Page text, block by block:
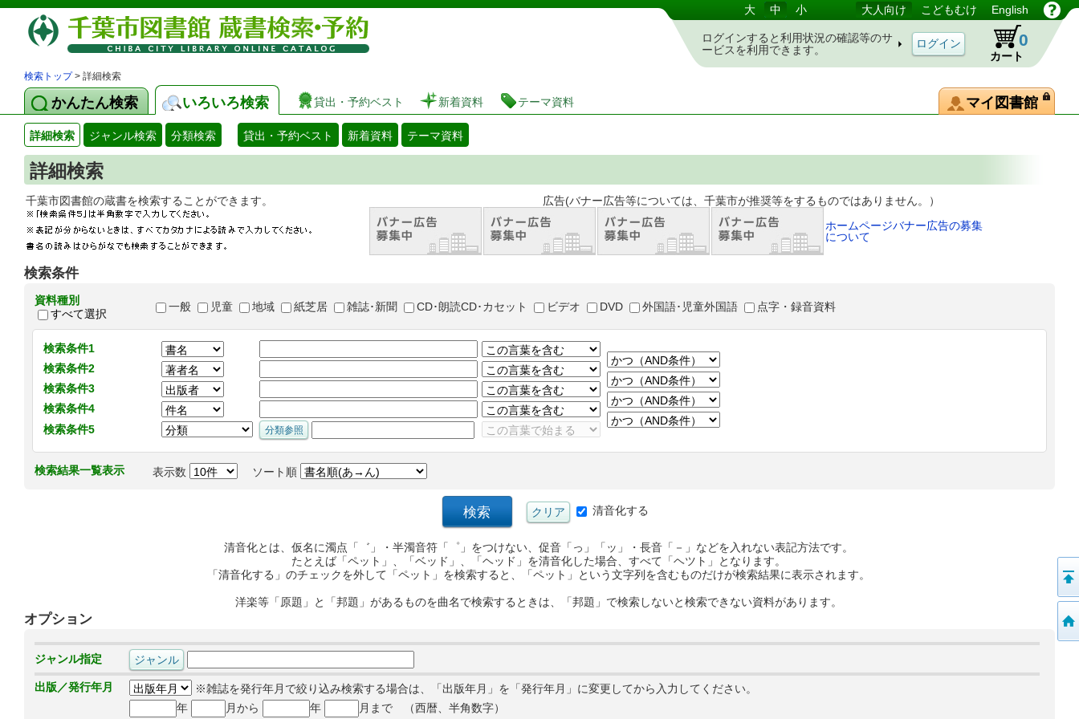
図書館 蔵書検索・予約システム 大 中 小 大人向け こどもむけ English
ログインすると利用状況の確認等のサ
ービスを利用できます。
カート
0
検索トップ> 詳細検索
かんたん検索 いろいろ検索 貸出・予約ベスト 新着資料 テーマ資料 マイ図書館
詳細検索 ジャンル検索 分類検索 貸出・予約ベスト 新着資料 テーマ資料
詳細検索
千葉市図書館の蔵書を検索することができます。 広告(バナー広告等については、千葉市が推奨等をするものではありません。）
ホームページバナー広告の募集
について
検索条件
資料種別
すべて選択
一般 児童 地域 紙芝居 雑誌･新聞 CD･朗読CD･カセット ビデオ DVD 外国語･児童外国語 点字・録音資料
検索条件1
検索条件2
検索条件3
検索条件4
検索条件5
検索結果一覧表示 表示数 ソート順
清音化する
清音化とは、仮名に濁点「゛」・半濁音符「゜」をつけない、促音「っ」「ッ」・長音「－」などを入れない表記方法です。
たとえば「ペット」、「ベッド」、「ヘッド」を清音化した場合、すべて「ヘツト」となります。
「清音化する」のチェックを外して「ペット」を検索すると、「ペット」という文字列を含むものだけが検索結果に表示されます。
洋楽等「原題」と「邦題」があるものを曲名で検索するときは、「邦題」で検索しないと検索できない資料があります。
オプション
ジャンル指定
出版／発行年月
※雑誌を発行年月で絞り込み検索する場合は、「出版年月」を「発行年月」に変更してから入力してください。
年
月から 年 月まで （西暦、半角数字）